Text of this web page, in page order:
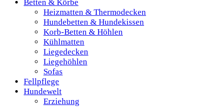
Betten & Körbe
Heizmatten & Thermodecken
Hundebetten & Hundekissen
Korb-Betten & Höhlen
Kühlmatten
Liegedecken
Liegehöhlen
Sofas
Fellpflege
Hundewelt
Erziehung